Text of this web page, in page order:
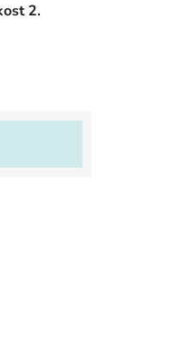
2.